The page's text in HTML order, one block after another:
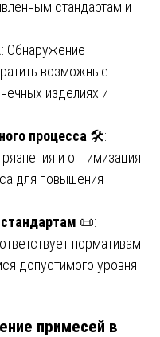
стандартам и
Обнаружение
возможные
изделиях и
процесса 🛠️:
и оптимизация
для повышения
📜:
нормативам
допустимого уровня
примесей в